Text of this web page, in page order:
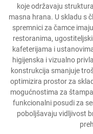
koje održavaju
masna hrana. U skladu s
spremnici za čamce
restoranima,
kafeterijama i
higijenska i vizualno
konstrukcija smanjuje
optimizira prostor za
mogućnostima za
funkcionalni posudi za
poboljšavaju vidljivost